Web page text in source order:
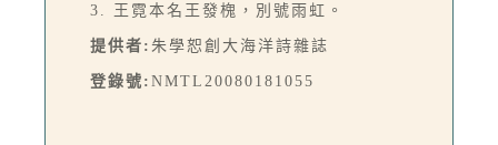
3. 王霓本名王發槐，別號雨虹。
提供者: 朱學恕創大海洋詩雜誌
登錄號: NMTL20080181055